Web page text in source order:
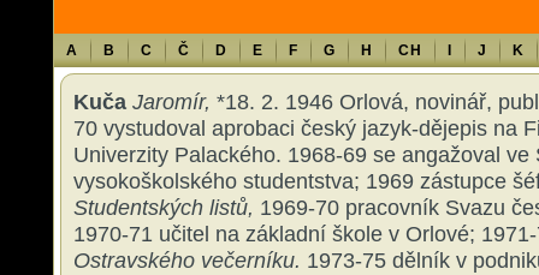
A B C Č D E F G H CH J K
Kuča Jaromír, *18. 2. 1946 Orlová, novinář,
70 vystudoval aprobaci český jazyk-dějepis na
Univerzity Palackého. 1968-69 se angažoval ve
vysokoškolského studentstva; 1969 zástupce
Studentských listů, 1969-70 pracovník Svazu
1970-71 učitel na základní škole v Orlové;
Ostravského večerníku. 1973-75 dělník v